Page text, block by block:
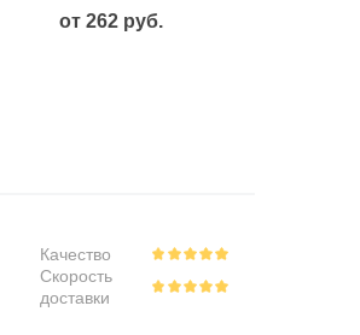
от 262 руб.
Качество
Скорость
доставки